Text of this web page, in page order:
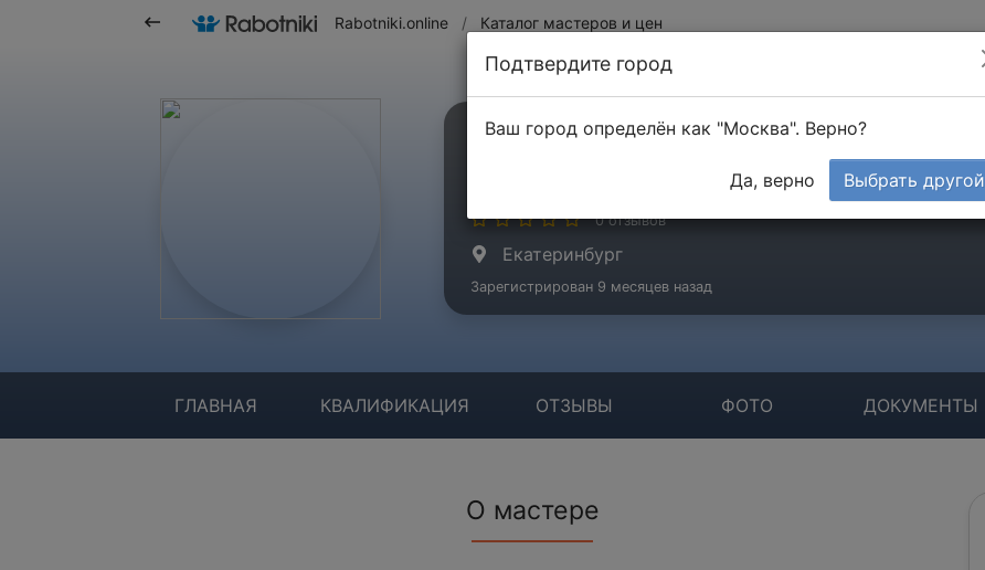
Rabotniki.online / Каталог мастеров и цен
Бородин Александр
0 отзывов
Екатеринбург
Зарегистрирован 9 месяцев назад
ГЛАВНАЯ КВАЛИФИКАЦИЯ ОТЗЫВЫ ФОТО ДОКУМЕНТЫ
О мастере
Подтвердите город
Ваш город определён как "Москва". Верно?
Да, верно Выбрать другой